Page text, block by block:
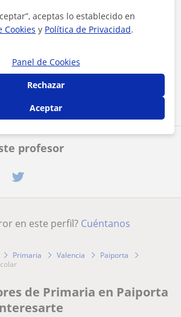
profesor
Contactar ahora
en este perfil? Cuéntanos
Primaria Valencia
Paiporta
de Primaria en Paiporta
aceptas lo establecido en
Cookies y Política de Privacidad.
Panel de Cookies
Rechazar
Aceptar